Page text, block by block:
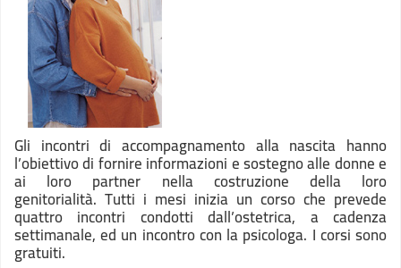
Gli incontri di accompagnamento alla nascita hanno
l’obiettivo di fornire informazioni e sostegno alle donne e
ai loro partner nella costruzione della loro
genitorialità. Tutti i mesi inizia un corso che prevede
quattro incontri condotti dall’ostetrica, a cadenza
settimanale, ed un incontro con la psicologa. I corsi sono
gratuiti.